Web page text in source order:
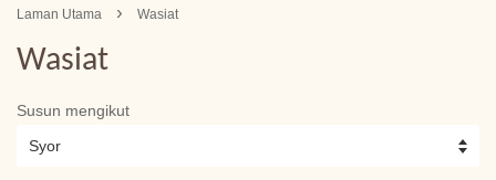
Laman Utama › Wasiat
Wasiat
Susun mengikut